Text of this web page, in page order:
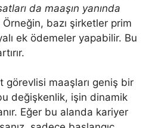
da maaşın yanında
Örneğin, bazı şirketler prim
ek ödemeler yapabilir. Bu
görevlisi maaşları geniş bir
değişkenlik, işin dinamik
Eğer bu alanda kariyer